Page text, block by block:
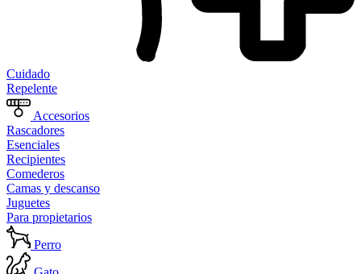
Cuidado
Repelente
Accesorios
Rascadores
Esenciales
Recipientes
Comederos
Camas y descanso
Juguetes
Para propietarios
Perro